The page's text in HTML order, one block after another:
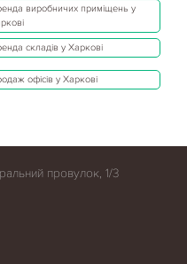
виробничих приміщень у
складів у Харкові
офісів у Харкові
провулок, 1/3